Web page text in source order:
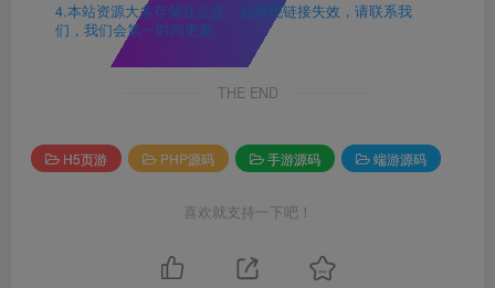
4.本站资源大多存储在云盘，如发现链接失效，请联系我
们，我们会第一时间更新。
THE END
H5页游 PHP源码 手游源码 端游源码
喜欢就支持一下吧！